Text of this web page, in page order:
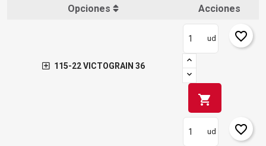
× ×
Opciones Acciones
115-22 VICTOGRAIN 36
ud
shopping_cart
favorite_border
ud favorite_border